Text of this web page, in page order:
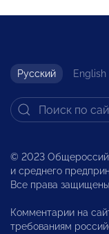
Русский English
© 2023
и среднего
Все права
Комментарии на
требованиям